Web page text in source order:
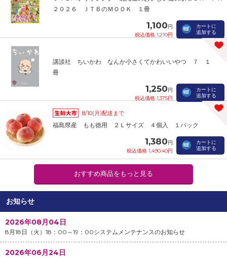
２０２６ ＪＴＢのＭＯＯＫ １冊
1,100円
税込価格 1,210円
カートに
追加する
講談社 ちいかわ なんか小さくてかわいいやつ ７ １
冊
1,250円
税込価格 1,375円
カートに
追加する
8/10(月)配送まで
福島県産 もも徳用 ２Ｌサイズ ４個入 １パック
1,380円
税込価格 1,490.40円
カートに
追加する
おすすめ商品をもっと見る
お知らせ
2026年08月04日
8月18日（火）18：00～19：00システムメンテナンスのお知らせ
2026年06月24日